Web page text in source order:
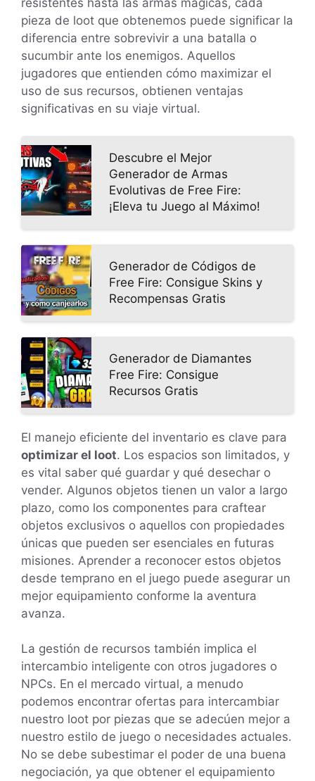
resistentes hasta las armas mágicas, cada
pieza de loot que obtenemos puede significar la
diferencia entre sobrevivir a una batalla o
sucumbir ante los enemigos. Aquellos
jugadores que entienden cómo maximizar el
uso de sus recursos, obtienen ventajas
significativas en su viaje virtual.
Descubre el Mejor
Generador de Armas
Evolutivas de Free Fire:
¡Eleva tu Juego al Máximo!
Generador de Códigos de
Free Fire: Consigue Skins y
Recompensas Gratis
Generador de Diamantes
Free Fire: Consigue
Recursos Gratis
El manejo eficiente del inventario es clave para
optimizar el loot. Los espacios son limitados, y
es vital saber qué guardar y qué desechar o
vender. Algunos objetos tienen un valor a largo
plazo, como los componentes para craftear
objetos exclusivos o aquellos con propiedades
únicas que pueden ser esenciales en futuras
misiones. Aprender a reconocer estos objetos
desde temprano en el juego puede asegurar un
mejor equipamiento conforme la aventura
avanza.
La gestión de recursos también implica el
intercambio inteligente con otros jugadores o
NPCs. En el mercado virtual, a menudo
podemos encontrar ofertas para intercambiar
nuestro loot por piezas que se adecúen mejor a
nuestro estilo de juego o necesidades actuales.
No se debe subestimar el poder de una buena
negociación, ya que obtener el equipamiento